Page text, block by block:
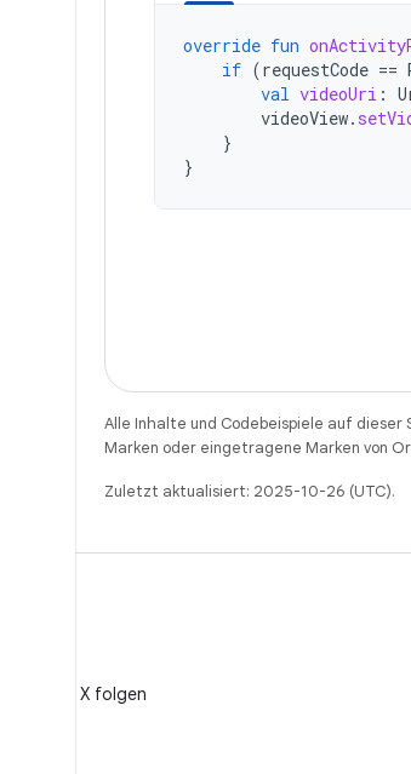
override fun
if (requestCode ==
val videoUri :
videoView.
}
}
Alle Inhalte und Codebeispiele auf
Marken oder eingetragene Marken von
Zuletzt aktualisiert: 2025-10-26 (UTC).
auf X folgen